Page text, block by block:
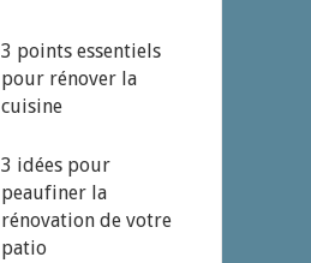
3 points essentiels
pour rénover la
cuisine
3 idées pour
peaufiner la
rénovation de votre
patio